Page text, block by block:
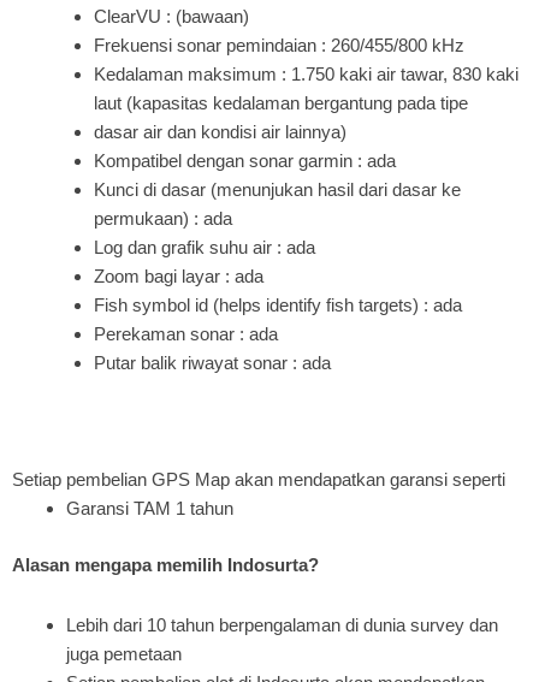
ClearVU : (bawaan)
Frekuensi sonar pemindaian : 260/455/800 kHz
Kedalaman maksimum : 1.750 kaki air tawar, 830 kaki
laut (kapasitas kedalaman bergantung pada tipe
dasar air dan kondisi air lainnya)
Kompatibel dengan sonar garmin : ada
Kunci di dasar (menunjukan hasil dari dasar ke
permukaan) : ada
Log dan grafik suhu air : ada
Zoom bagi layar : ada
Fish symbol id (helps identify fish targets) : ada
Perekaman sonar : ada
Putar balik riwayat sonar : ada
Setiap pembelian GPS Map akan mendapatkan garansi seperti
Garansi TAM 1 tahun
Alasan mengapa memilih Indosurta?
Lebih dari 10 tahun berpengalaman di dunia survey dan
juga pemetaan